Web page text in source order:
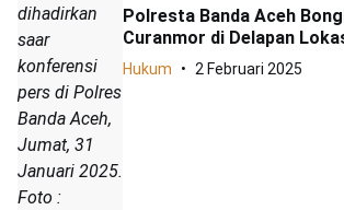
dihadirkan
saar
konferensi
pers di Polres
Banda Aceh,
Jumat, 31
Januari 2025.
Foto :
Polresta Banda Aceh
Curanmor di Delapan
Hukum 2 Februari 2025